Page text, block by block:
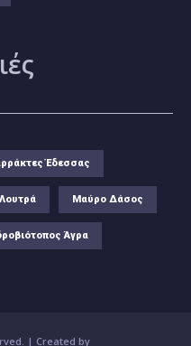
Έδεσσας
Μαύρο Δάσος
Άγρα
| Created by